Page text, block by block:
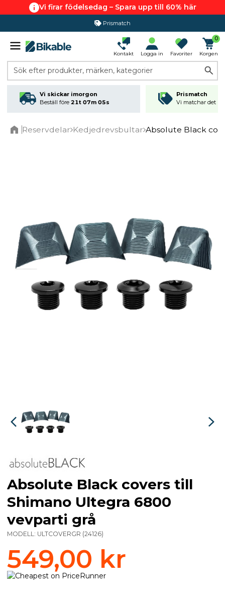
Vi firar födelsedag – Spara upp till 60% här
Prismatch
Kontakt Logga in Favoriter
0
Korgen
Sök efter produkter, märken, kategorier
Vi skickar imorgon
Beställ före 21t 07m 04s
Prismatch
Vi matchar det
Reservdelar Kedjedrevsbultar Absolute Black
Absolute Black covers till
Shimano Ultegra 6800
vevparti grå
MODELL: ULTCOVERGR (24126)
549,00 kr